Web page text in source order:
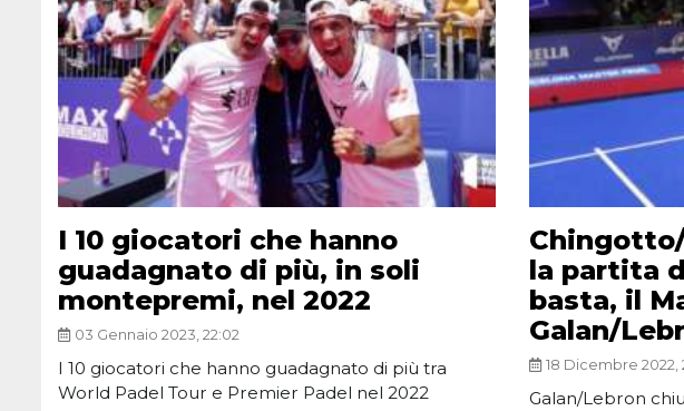
I 10 giocatori che hanno
guadagnato di più, in soli
montepremi, nel 2022
03 Gennaio 2023, 22:02
I 10 giocatori che hanno guadagnato di più tra
World Padel Tour e Premier Padel nel 2022
la partita
basta, il
Galan/
18 Dicembre 2022,
Galan/Lebron